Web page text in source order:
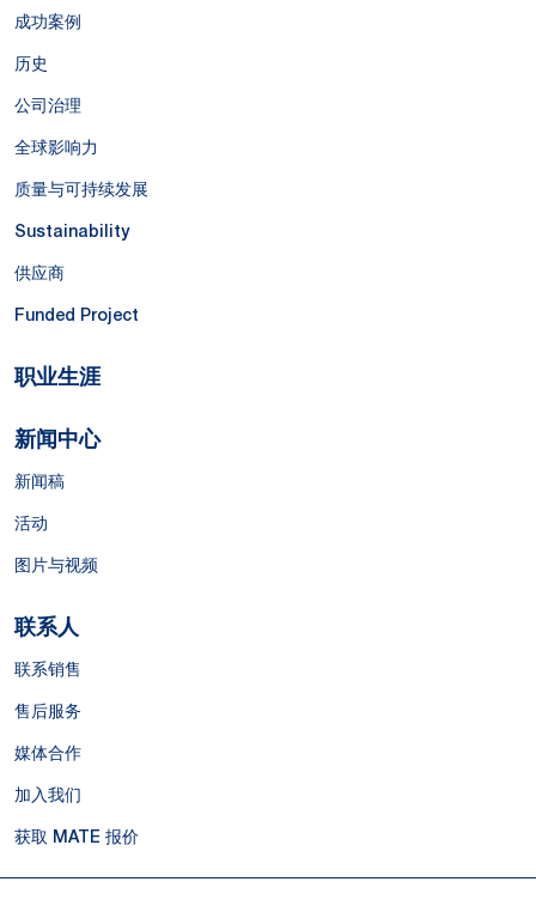
成功案例
历史
公司治理
全球影响力
质量与可持续发展
Sustainability
供应商
Funded Project
职业生涯
新闻中心
新闻稿
活动
图片与视频
联系人
联系销售
售后服务
媒体合作
加入我们
获取 MATE 报价